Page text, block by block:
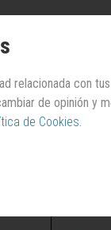
relacionada con
de opinión y
de Cookies.